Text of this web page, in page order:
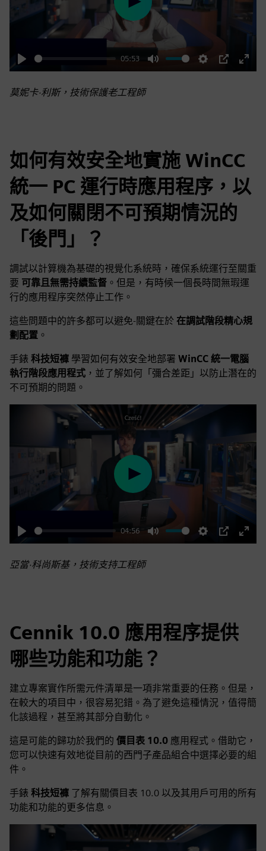
Play
05:53
Mute Settings
PIP
Enter
Play
莫妮卡·利斯，技術保護老工程師
如何有效安全地實施 WinCC
統一 PC 運行時應用程序，以
及如何關閉不可預期情況的
「後門」？
調試以計算機為基礎的視覺化系統時，確保系統運行至關重
要 可靠且無需持續監督 。但是，有時候一個長時間無瑕運
行的應用程序突然停止工作。
這些問題中的許多都可以避免-關鍵在於 在調試階段精心規
劃配置 。
手錶 科技短褲 學習如何有效安全地部署 WinCC 統一電腦
執行階段應用程式 ，並了解如何「彌合差距」以防止潛在的
不可預期的問題。
Play
04:56
Mute Settings
PIP
Enter
Play
亞當·科尚斯基，技術支持工程師
Cennik 10.0 應用程序提供
哪些功能和功能？
建立專案實作所需元件清單是一項非常重要的任務。但是，
在較大的項目中，很容易犯錯。為了避免這種情況，值得簡
化該過程，甚至將其部分自動化。
這是可能的歸功於我們的 價目表 10.0 應用程式。借助它，
您可以快速有效地從目前的西門子產品組合中選擇必要的組
件。
手錶 科技短褲 了解有關價目表 10.0 以及其用戶可用的所有
功能和功能的更多信息。